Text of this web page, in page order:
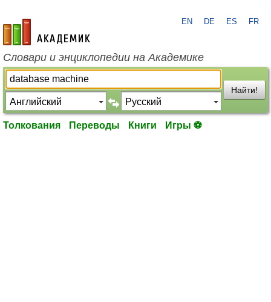
academic.ru
EN DE ES FR
Словари и энциклопедии на Академике
Найти!
Толкования Переводы Книги Игры ⚽